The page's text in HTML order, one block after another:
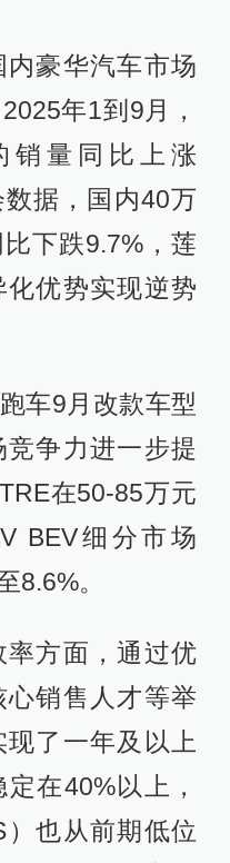
豪华汽车市场
年1到9月，
销量同比上涨
据，国内40万
下跌9.7%，莲
优势实现逆势
车9月改款车型
争力进一步提
在50-85万元
BEV细分市场
8.6%。
方面，通过优
销售人才等举
了一年及以上
在40%以上，
也从前期低位